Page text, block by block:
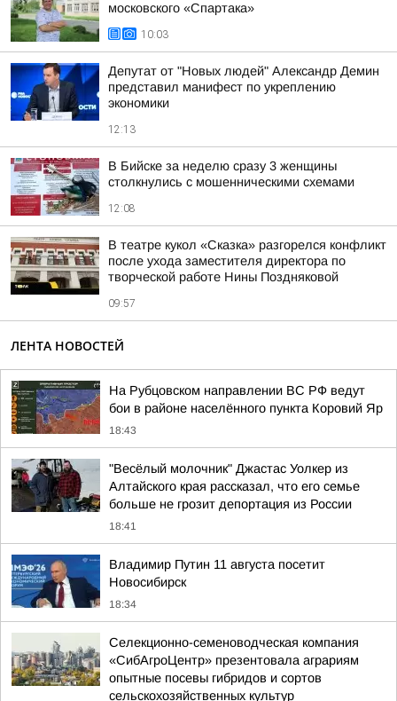
московского «Спартака»
10:03
Депутат от "Новых людей" Александр Демин
представил манифест по укреплению
экономики
12:13
В Бийске за неделю сразу 3 женщины
столкнулись с мошенническими схемами
12:08
В театре кукол «Сказка» разгорелся конфликт
после ухода заместителя директора по
творческой работе Нины Поздняковой
09:57
ЛЕНТА НОВОСТЕЙ
На Рубцовском направлении ВС РФ ведут
бои в районе населённого пункта Коровий Яр
18:43
"Весёлый молочник" Джастас Уолкер из
Алтайского края рассказал, что его семье
больше не грозит депортация из России
18:41
Владимир Путин 11 августа посетит
Новосибирск
18:34
Cелекционно-семеноводческая компания
«СибАгроЦентр» презентовала аграриям
опытные посевы гибридов и сортов
сельскохозяйственных культур